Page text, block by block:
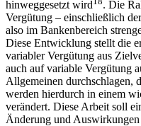
hinweggesetzt wird
. Die
Vergütung – einschließlich
also im Bankenbereich
Diese Entwicklung stellt die
variabler Vergütung aus
auch auf variable Vergütung
Allgemeinen durchschlagen,
werden hierdurch in einem
verändert. Diese Arbeit soll
Änderung und Auswirkungen